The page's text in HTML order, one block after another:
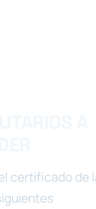
certificado de